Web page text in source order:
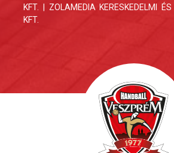
KFT. | ZOLAMEDIA KERESKEDELMI
KFT.